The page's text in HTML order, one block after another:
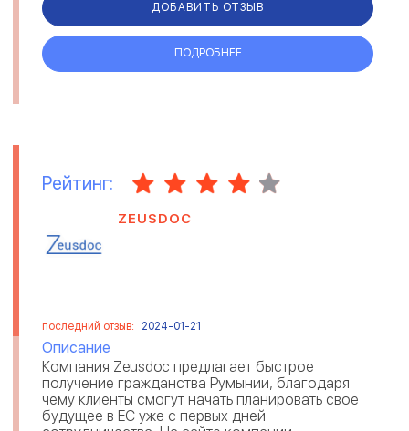
ДОБАВИТЬ ОТЗЫВ
ПОДРОБНЕЕ
Рейтинг:
ZEUSDOC
последний отзыв: 2024-01-21
Описание
Компания Zeusdoc предлагает быстрое
получение гражданства Румынии, благодаря
чему клиенты смогут начать планировать свое
будущее в ЕС уже с первых дней